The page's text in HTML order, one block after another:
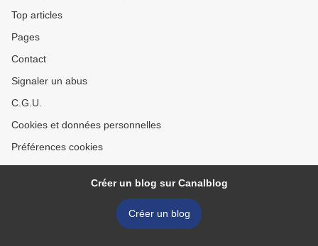
Top articles
Pages
Contact
Signaler un abus
C.G.U.
Cookies et données personnelles
Préférences cookies
Créer un blog sur Canalblog
Créer un blog